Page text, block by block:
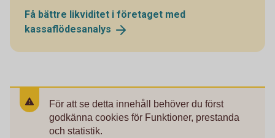
Få bättre likviditet i företaget med
kassaflödesanalys
För att se detta innehåll behöver du först
godkänna cookies för Funktioner, prestanda
och statistik.